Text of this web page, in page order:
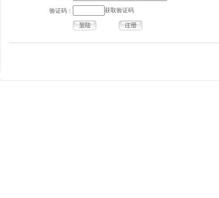
验证码： 获取验证码